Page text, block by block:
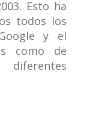
Esto ha
todos los
y el
como de